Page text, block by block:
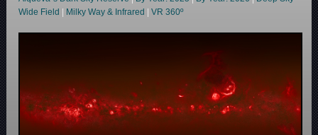
Wide Field
Milky Way & Infrared |VR 360º